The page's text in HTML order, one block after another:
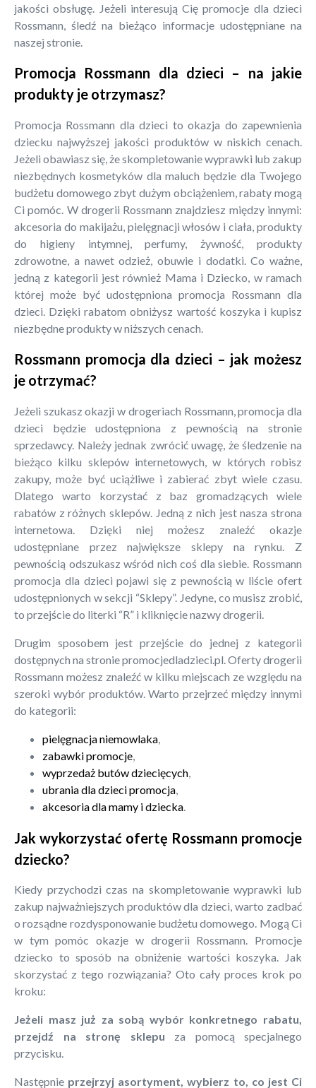
jakości obsługę. Jeżeli interesują Cię promocje dla dzieci
Rossmann, śledź na bieżąco informacje udostępniane na
naszej stronie.
Promocja Rossmann dla dzieci – na jakie
produkty je otrzymasz?
Promocja Rossmann dla dzieci to okazja do zapewnienia
dziecku najwyższej jakości produktów w niskich cenach.
Jeżeli obawiasz się, że skompletowanie wyprawki lub zakup
niezbędnych kosmetyków dla maluch będzie dla Twojego
budżetu domowego zbyt dużym obciążeniem, rabaty mogą
Ci pomóc. W drogerii Rossmann znajdziesz między innymi:
akcesoria do makijażu, pielęgnacji włosów i ciała, produkty
do higieny intymnej, perfumy, żywność, produkty
zdrowotne, a nawet odzież, obuwie i dodatki. Co ważne,
jedną z kategorii jest również Mama i Dziecko, w ramach
której może być udostępniona promocja Rossmann dla
dzieci. Dzięki rabatom obniżysz wartość koszyka i kupisz
niezbędne produkty w niższych cenach.
Rossmann promocja dla dzieci – jak możesz
je otrzymać?
Jeżeli szukasz okazji w drogeriach Rossmann, promocja dla
dzieci będzie udostępniona z pewnością na stronie
sprzedawcy. Należy jednak zwrócić uwagę, że śledzenie na
bieżąco kilku sklepów internetowych, w których robisz
zakupy, może być uciążliwe i zabierać zbyt wiele czasu.
Dlatego warto korzystać z baz gromadzących wiele
rabatów z różnych sklepów. Jedną z nich jest nasza strona
internetowa. Dzięki niej możesz znaleźć okazje
udostępniane przez największe sklepy na rynku. Z
pewnością odszukasz wśród nich coś dla siebie. Rossmann
promocja dla dzieci pojawi się z pewnością w liście ofert
udostępnionych w sekcji “Sklepy”. Jedyne, co musisz zrobić,
to przejście do literki “R” i kliknięcie nazwy drogerii.
Drugim sposobem jest przejście do jednej z kategorii
dostępnych na stronie promocjedladzieci.pl. Oferty drogerii
Rossmann możesz znaleźć w kilku miejscach ze względu na
szeroki wybór produktów. Warto przejrzeć między innymi
do kategorii:
pielęgnacja niemowlaka,
zabawki promocje,
wyprzedaż butów dziecięcych,
ubrania dla dzieci promocja,
akcesoria dla mamy i dziecka.
Jak wykorzystać ofertę Rossmann promocje
dziecko?
Kiedy przychodzi czas na skompletowanie wyprawki lub
zakup najważniejszych produktów dla dzieci, warto zadbać
o rozsądne rozdysponowanie budżetu domowego. Mogą Ci
w tym pomóc okazje w drogerii Rossmann. Promocje
dziecko to sposób na obniżenie wartości koszyka. Jak
skorzystać z tego rozwiązania? Oto cały proces krok po
kroku:
Jeżeli masz już za sobą wybór konkretnego rabatu,
przejdź na stronę sklepu za pomocą specjalnego
przycisku.
Następnie przejrzyj asortyment, wybierz to, co jest Ci